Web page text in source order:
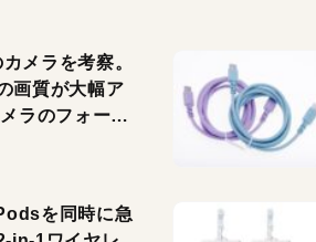
メラを考察。
画質が大幅ア
ラのフォーカ
ープに？
を同時に急